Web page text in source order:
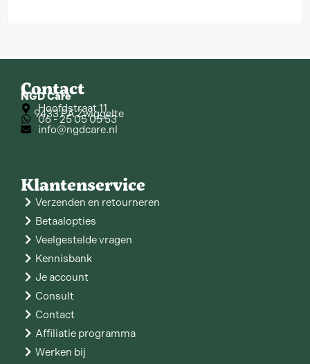
Contact
NGD Care
Hoofdstraat 11
9433 PA Zwiggelte
06 - 25 05 05 53
info@ngdcare.nl
Klantenservice
Verzenden en retourneren
Betaalopties
Veelgestelde vragen
Kennisbank
Je account
Consult
Contact
Affiliatie programma
Werken bij